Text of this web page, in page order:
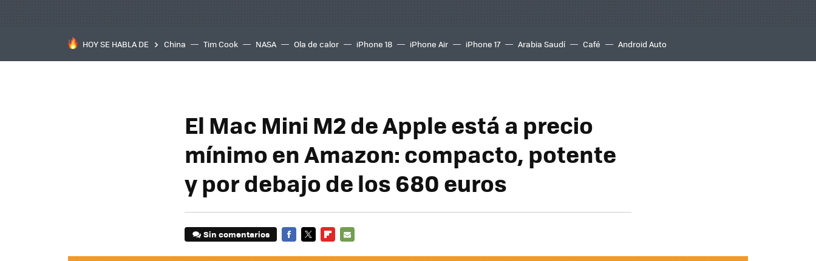
HOY SE HABLA DE China Tim Cook NASA Ola de calor iPhone 18 iPhone Air iPhone 17 Arabia Saudí Café Android Auto
El Mac Mini M2 de Apple está a precio
mínimo en Amazon: compacto, potente
y por debajo de los 680 euros
Sin comentarios